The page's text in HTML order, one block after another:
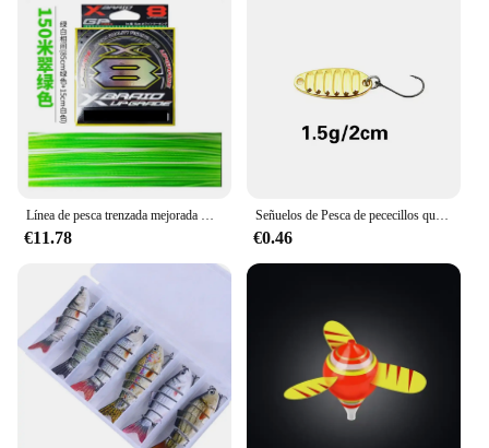
Línea de pesca trenzada mejorada Original YGK G-SOUL X8, línea de PE multifilamento de 8 hebras súper fuerte, 150M, 200M, Japón, 14LB, 60LB
€11.78
Señuelos de Pesca de pececillos que se hunden, cebo duro profesional, Jerkbait, Lucio, Carkbait, Wobblers, Swimbait, 52mm, 4,5g, modelo popular de Japón
€0.46